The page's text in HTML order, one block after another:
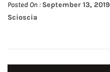
Posted On : September 13, 2019
Scioscia